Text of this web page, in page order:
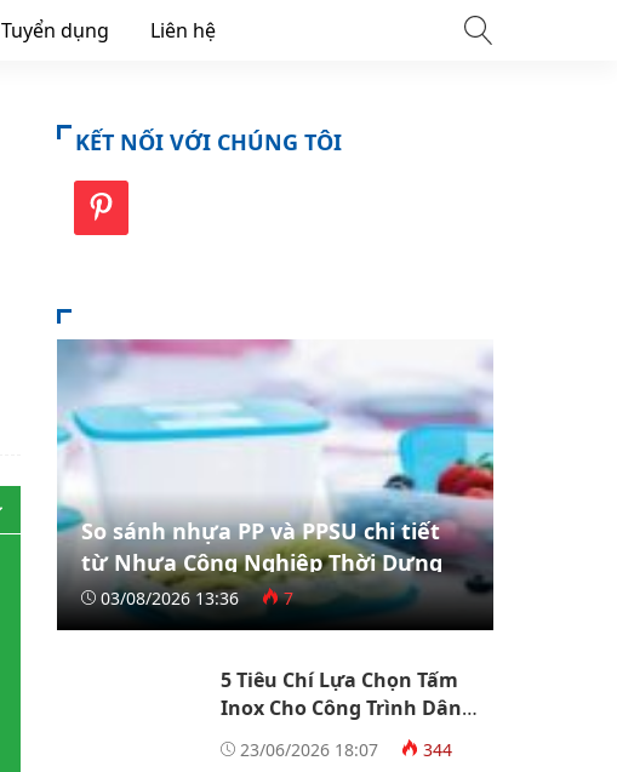
Tuyển dụng Liên hệ
KẾT NỐI VỚI CHÚNG TÔI
So sánh nhựa PP và PPSU chi tiết
từ Nhựa Công Nghiệp Thời Dựng
03/08/2026 13:36 7
5 Tiêu Chí Lựa Chọn Tấm
Inox Cho Công Trình Dân
Dụng Và Công Nghiệp
23/06/2026 18:07 344